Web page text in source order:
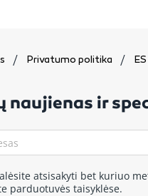
Privatumo politika
naujienas ir
atsisakyti bet kuriuo
parduotuvės taisyklėse.